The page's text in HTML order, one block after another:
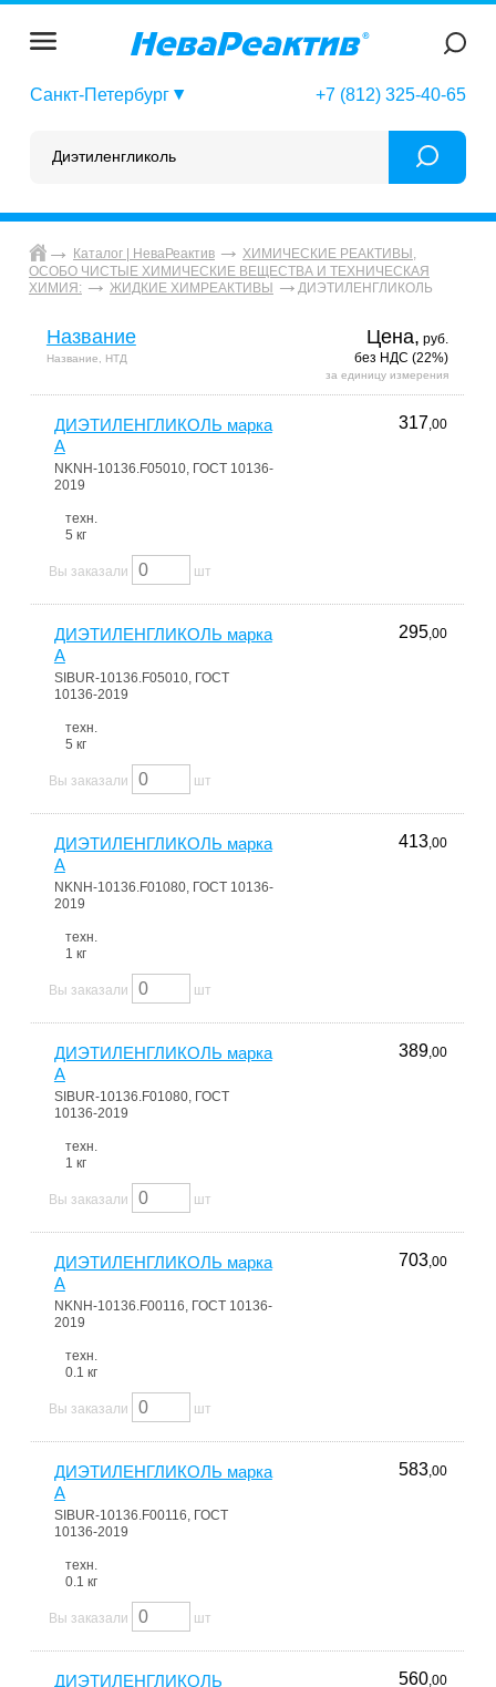
Санкт-Петербург +7 (812) 325-40-65
Каталог | НеваРеактив
ХИМИЧЕСКИЕ РЕАКТИВЫ,
ОСОБО ЧИСТЫЕ ХИМИЧЕСКИЕ ВЕЩЕСТВА И ТЕХНИЧЕСКАЯ
ХИМИЯ:
ЖИДКИЕ ХИМРЕАКТИВЫ ДИЭТИЛЕНГЛИКОЛЬ
Название
Название, НТД
Цена, руб.
без НДС (22%)
за единицу измерения
ДИЭТИЛЕНГЛИКОЛЬ марка
А
NKNH-10136.F05010, ГОСТ 10136-
2019
техн.
5 кг
317,00
Вы заказали шт
ДИЭТИЛЕНГЛИКОЛЬ марка
А
SIBUR-10136.F05010, ГОСТ
10136-2019
техн.
5 кг
295,00
Вы заказали шт
ДИЭТИЛЕНГЛИКОЛЬ марка
А
NKNH-10136.F01080, ГОСТ 10136-
2019
техн.
1 кг
413,00
Вы заказали шт
ДИЭТИЛЕНГЛИКОЛЬ марка
А
SIBUR-10136.F01080, ГОСТ
10136-2019
техн.
1 кг
389,00
Вы заказали шт
ДИЭТИЛЕНГЛИКОЛЬ марка
А
NKNH-10136.F00116, ГОСТ 10136-
2019
техн.
0.1 кг
703,00
Вы заказали шт
ДИЭТИЛЕНГЛИКОЛЬ марка
А
SIBUR-10136.F00116, ГОСТ
10136-2019
техн.
0.1 кг
583,00
Вы заказали шт
ДИЭТИЛЕНГЛИКОЛЬ
560,00